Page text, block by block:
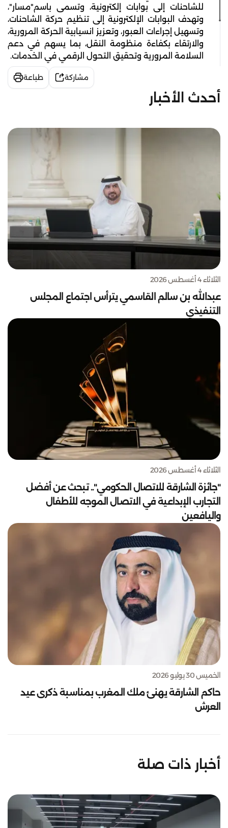
للشاحنات إلى بوابات إلكترونية، وتسمى باسم"مسار"،
وتهدف البوابات الإلكترونية إلى تنظيم حركة الشاحنات،
وتسهيل إجراءات العبور، وتعزيز انسيابية الحركة المرورية،
والارتقاء بكفاءة منظومة النقل، بما يسهم في دعم
السلامة المرورية وتحقيق التحول الرقمي في الخدمات.
مشاركة طباعة
أحدث الأخبار
الثلاثاء 4 أغسطس 2026
عبدالله بن سالم القاسمي يترأس اجتماع المجلس
التنفيذي
الثلاثاء 4 أغسطس 2026
"جائزة الشارقة للاتصال الحكومي".. تبحث عن أفضل
التجارب الإبداعية في الاتصال الموجه للأطفال
واليافعين
الخميس 30 يوليو 2026
حاكم الشارقة يهنئ ملك المغرب بمناسبة ذكرى عيد
العرش
أخبار ذات صلة